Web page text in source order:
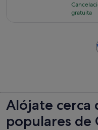
de
gratuita
Alójate cerca
populares de